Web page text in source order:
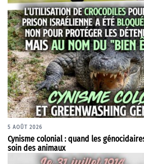
5 AOÛT 2026
Cynisme colonial : quand les
soin des animaux